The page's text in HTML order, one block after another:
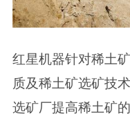
红星机器针对稀土
质及稀土矿选矿技
选矿厂提高稀土矿